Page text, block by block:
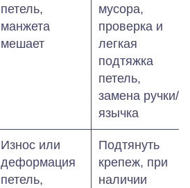
петель,
манжета
мешает
мусора,
проверка и
легкая
подтяжка
петель,
замена ручки/
язычка
Износ или
деформация
петель,
Подтянуть
крепеж, при
наличии